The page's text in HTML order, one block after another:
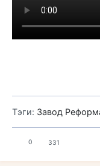
Тэги: Завод
0 331